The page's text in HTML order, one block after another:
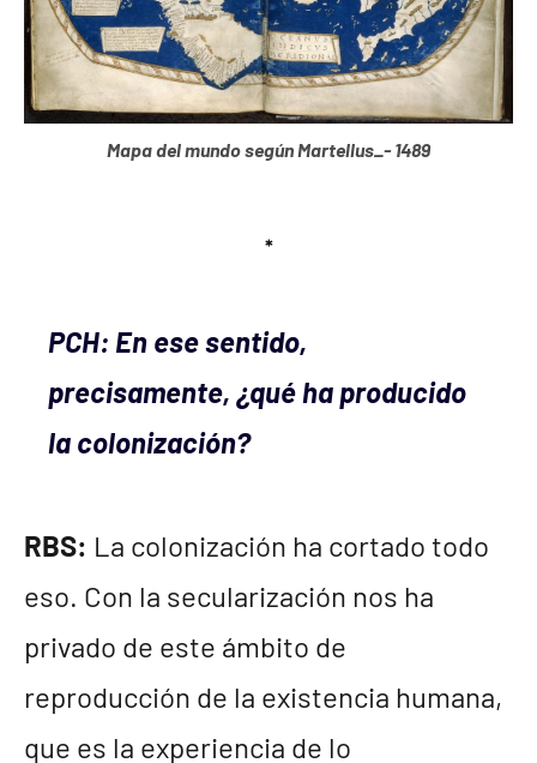
Mapa del mundo según Martellus_- 1489
*
PCH: En ese sentido,
precisamente, ¿qué ha producido
la colonización?
RBS: La colonización ha cortado todo
eso. Con la secularización nos ha
privado de este ámbito de
reproducción de la existencia humana,
que es la experiencia de lo